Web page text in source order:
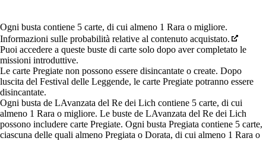
Available actions
Ogni busta contiene 5 carte, di cui almeno 1 Rara o migliore.
Informazioni sulle probabilità relative al contenuto acquistato.
Puoi accedere a queste buste di carte solo dopo aver completato le
missioni introduttive.
Le carte Pregiate non possono essere disincantate o create. Dopo
luscita del Festival delle Leggende, le carte Pregiate potranno essere
disincantate.
Ogni busta de LAvanzata del Re dei Lich contiene 5 carte, di cui
almeno 1 Rara o migliore. Le buste de LAvanzata del Re dei Lich
possono includere carte Pregiate. Ogni busta Pregiata contiene 5 carte,
ciascuna delle quali almeno Pregiata o Dorata, di cui almeno 1 Rara o